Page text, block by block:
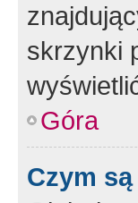
skrzynki
Góra
Czym